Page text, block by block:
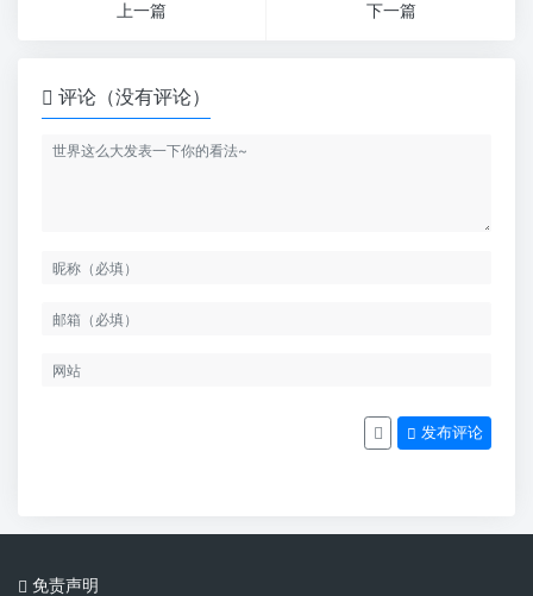
上一篇
下一篇
评论（没有评论）
发布评论
免责声明